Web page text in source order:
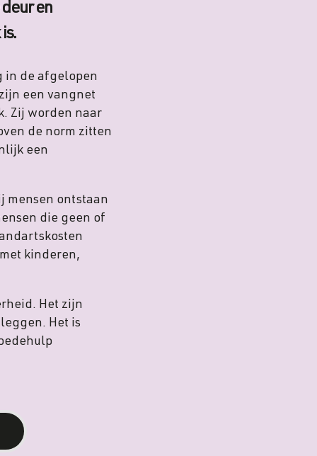
en
in de afgelopen
een vangnet
Zij worden naar
de norm zitten
een
mensen ontstaan
die geen of
kinderen,
Het zijn
Het is